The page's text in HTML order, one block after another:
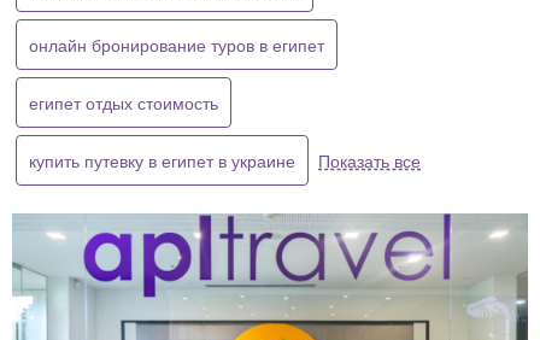
онлайн бронирование туров в египет
египет отдых стоимость
купить путевку в египет в украине Показать все